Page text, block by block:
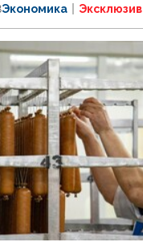
Экономика Эксклюзив